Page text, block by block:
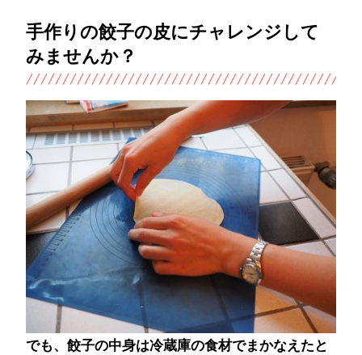
手作りの餃子の皮にチャレンジして
みませんか？
でも、餃子の中身は冷蔵庫の食材でまかなえたと